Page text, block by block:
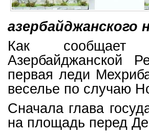
азербайджанского
Как
Азербайджанской
первая леди
веселье по случаю
Сначала глава
на площадь перед